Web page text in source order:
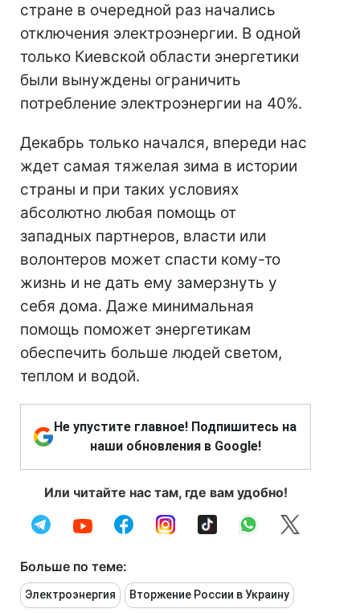
стране в очередной раз начались
отключения электроэнергии. В одной
только Киевской области энергетики
были вынуждены ограничить
потребление электроэнергии на 40%.
Декабрь только начался, впереди нас
ждет самая тяжелая зима в истории
страны и при таких условиях
абсолютно любая помощь от
западных партнеров, власти или
волонтеров может спасти кому-то
жизнь и не дать ему замерзнуть у
себя дома. Даже минимальная
помощь поможет энергетикам
обеспечить больше людей светом,
теплом и водой.
Не упустите главное! Подпишитесь на
наши обновления в Google!
Или читайте нас там, где вам удобно!
Больше по теме:
Электроэнергия Вторжение России в Украину